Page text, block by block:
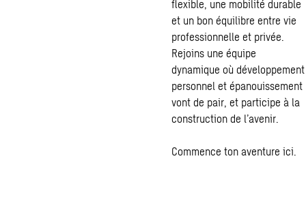
flexible, une mobilité durable
et un bon équilibre entre vie
professionnelle et privée.
Rejoins une équipe
dynamique où développement
personnel et épanouissement
vont de pair, et participe à la
construction de l’avenir.
Commence ton aventure ici.